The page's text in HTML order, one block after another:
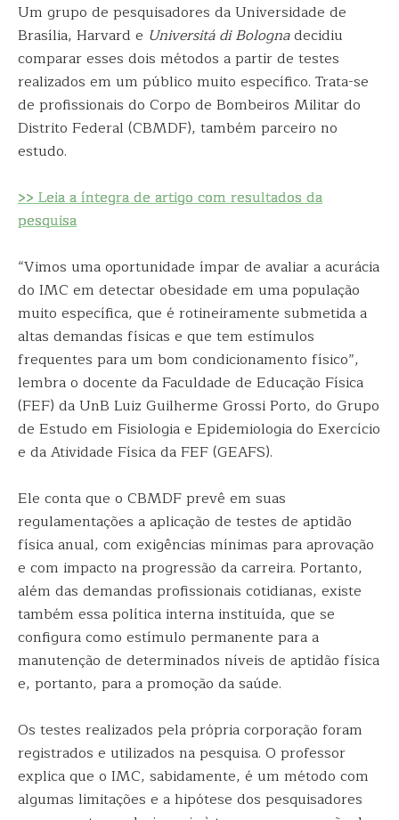
Um grupo de pesquisadores da Universidade de
Brasília, Harvard e Universitá di Bolognadecidiu
comparar esses dois métodos a partir de testes
realizados em um público muito específico. Trata-se
de profissionais do Corpo de Bombeiros Militar do
Distrito Federal (CBMDF), também parceiro no
estudo.
>> Leia a íntegra de artigo com resultados da
pesquisa
“Vimos uma oportunidade ímpar de avaliar a acurácia
do IMC em detectar obesidade em uma população
muito específica, que é rotineiramente submetida a
altas demandas físicas e que tem estímulos
frequentes para um bom condicionamento físico”,
lembra o docente da Faculdade de Educação Física
(FEF) da UnB Luiz Guilherme Grossi Porto, do Grupo
de Estudo em Fisiologia e Epidemiologia do Exercício
e da Atividade Física da FEF (GEAFS).
Ele conta que o CBMDF prevê em suas
regulamentações a aplicação de testes de aptidão
física anual, com exigências mínimas para aprovação
e com impacto na progressão da carreira. Portanto,
além das demandas profissionais cotidianas, existe
também essa política interna instituída, que se
configura como estímulo permanente para a
manutenção de determinados níveis de aptidão física
e, portanto, para a promoção da saúde.
Os testes realizados pela própria corporação foram
registrados e utilizados na pesquisa. O professor
explica que o IMC, sabidamente, é um método com
algumas limitações e a hipótese dos pesquisadores